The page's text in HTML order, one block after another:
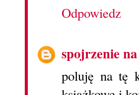
Odpowiedz
spojrzenie
poluję na tę